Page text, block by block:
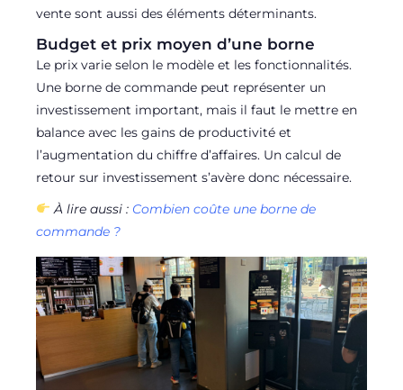
vente sont aussi des éléments déterminants.
Budget et prix moyen d’une borne
Le prix varie selon le modèle et les fonctionnalités.
Une borne de commande peut représenter un
investissement important, mais il faut le mettre en
balance avec les gains de productivité et
l’augmentation du chiffre d’affaires. Un calcul de
retour sur investissement s’avère donc nécessaire.
À lire aussi : Combien coûte une borne de
commande ?